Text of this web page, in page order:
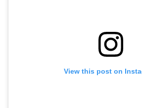
View this post on